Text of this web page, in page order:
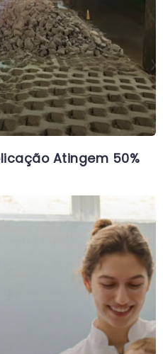
Atingem 50%